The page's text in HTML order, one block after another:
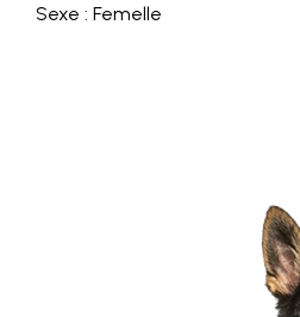
Sexe : Femelle